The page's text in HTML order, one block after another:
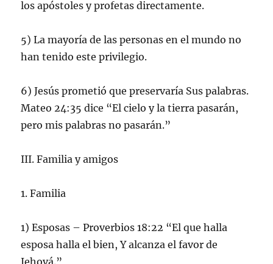
los apóstoles y profetas directamente.
5) La mayoría de las personas en el mundo no
han tenido este privilegio.
6) Jesús prometió que preservaría Sus palabras.
Mateo 24:35 dice “El cielo y la tierra pasarán,
pero mis palabras no pasarán.”
III. Familia y amigos
1. Familia
1) Esposas – Proverbios 18:22 “El que halla
esposa halla el bien, Y alcanza el favor de
Jehová.”